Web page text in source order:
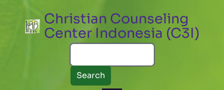
Christian Counseling
Center Indonesia (C3I)
Search